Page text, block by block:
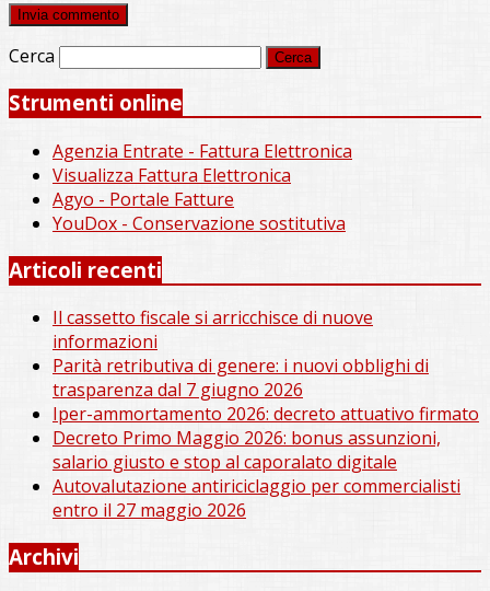
Cerca
Strumenti online
Agenzia Entrate - Fattura Elettronica
Visualizza Fattura Elettronica
Agyo - Portale Fatture
YouDox - Conservazione sostitutiva
Articoli recenti
Il cassetto fiscale si arricchisce di nuove
informazioni
Parità retributiva di genere: i nuovi obblighi di
trasparenza dal 7 giugno 2026
Iper-ammortamento 2026: decreto attuativo firmato
Decreto Primo Maggio 2026: bonus assunzioni,
salario giusto e stop al caporalato digitale
Autovalutazione antiriciclaggio per commercialisti
entro il 27 maggio 2026
Archivi